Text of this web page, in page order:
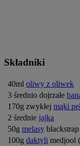
Składniki
40ml oliwy z oliwek
3 średnio dojrzałe
170g zwykłej mąki
2 średnie jajka
50g melasy blackstrap
100g daktyli medjool